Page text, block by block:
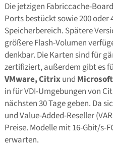
Die jetzigen Fabriccache-
Ports bestückt sowie 200 oder
Speicherbereich. Spätere
größere Flash-Volumen
denkbar. Die Karten sind für
zertifiziert, außerdem gibt es
VMware, Citrixund Microsoft
in für VDI-Umgebungen von
nächsten 30 Tage geben. Da
und Value-Added-Reseller
Preise. Modelle mit 16-Gbit/s-
erwarten.